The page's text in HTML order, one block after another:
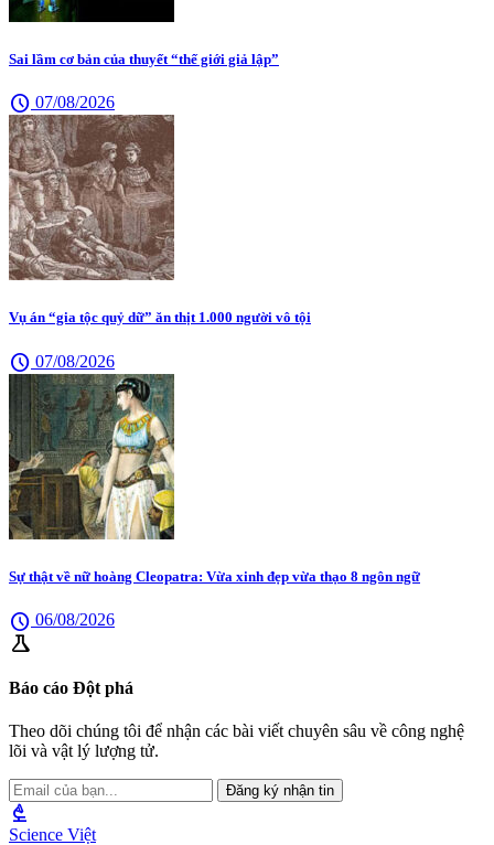
Sai lầm cơ bản của thuyết “thế giới giả lập”
schedule 07/08/2026
Vụ án “gia tộc quỷ dữ” ăn thịt 1.000 người vô tội
schedule 07/08/2026
Sự thật về nữ hoàng Cleopatra: Vừa xinh đẹp vừa thạo 8 ngôn ngữ
schedule 06/08/2026
science
Báo cáo Đột phá
Theo dõi chúng tôi để nhận các bài viết chuyên sâu về công nghệ
lõi và vật lý lượng tử.
Đăng ký nhận tin
biotech
Science Việt